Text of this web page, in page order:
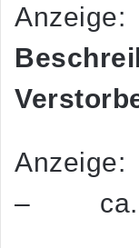
Anzeige:
Anzeige:
– ca.